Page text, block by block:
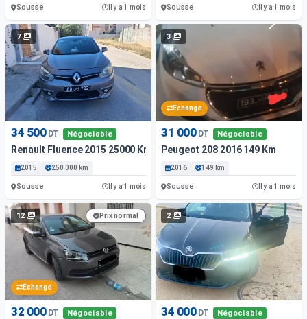
Sousse Il y a 1 mois Sousse Il y a 1 mois
7
34 500 DT Négociable
Renault Fluence 2015 25000 Km
2015 250 000 km
Sousse Il y a 1 mois
3
Échange
31 000 DT Négociable
Peugeot 208 2016 149 Km
2016 149 km
Sousse Il y a 1 mois
12
Échange
Prix normal
32 000 DT Négociable
2
34 000 DT Négociable